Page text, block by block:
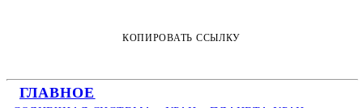
ГЛАВНОЕ
КОПИРОВАТЬ ССЫЛКУ